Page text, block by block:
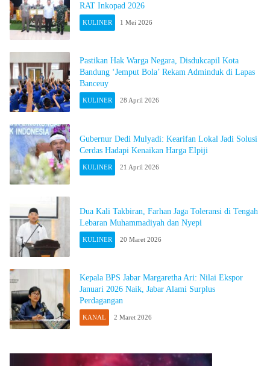
RAT Inkopad 2026
KULINER 1 Mei 2026
Pastikan Hak Warga Negara, Disdukcapil Kota
Bandung ‘Jemput Bola’ Rekam Adminduk di Lapas
Banceuy
KULINER 28 April 2026
Gubernur Dedi Mulyadi: Kearifan Lokal Jadi Solusi
Cerdas Hadapi Kenaikan Harga Elpiji
KULINER 21 April 2026
Dua Kali Takbiran, Farhan Jaga Toleransi di Tengah
Lebaran Muhammadiyah dan Nyepi
KULINER 20 Maret 2026
Kepala BPS Jabar Margaretha Ari: Nilai Ekspor
Januari 2026 Naik, Jabar Alami Surplus
Perdagangan
KANAL 2 Maret 2026